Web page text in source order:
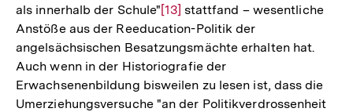
als innerhalb der Schule"Zur
Auflösung
der
Fußnote
[13] stattfand – wesentliche
Anstöße aus der Reeducation-Politik der
angelsächsischen Besatzungsmächte erhalten hat.
Auch wenn in der Historiografie der
Erwachsenenbildung bisweilen zu lesen ist, dass die
Umerziehungsversuche "an der Politikverdrossenheit